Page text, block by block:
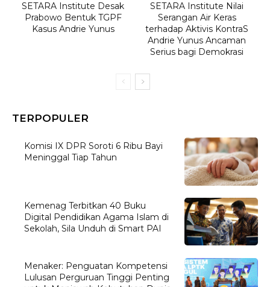
SETARA Institute Desak
Prabowo Bentuk TGPF
Kasus Andrie Yunus
SETARA Institute Nilai
Serangan Air Keras
terhadap Aktivis KontraS
Andrie Yunus Ancaman
Serius bagi Demokrasi
TERPOPULER
Komisi IX DPR Soroti 6 Ribu Bayi
Meninggal Tiap Tahun
Kemenag Terbitkan 40 Buku
Digital Pendidikan Agama Islam di
Sekolah, Sila Unduh di Smart PAI
Menaker: Penguatan Kompetensi
Lulusan Perguruan Tinggi Penting